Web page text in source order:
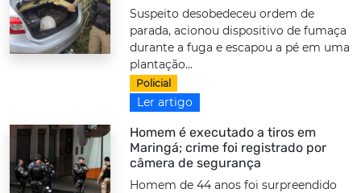
Suspeito desobedeceu ordem de
parada, acionou dispositivo de fumaça
durante a fuga e escapou a pé em uma
plantação...
Policial
Ler artigo
Homem é executado a tiros em
Maringá; crime foi registrado por
câmera de segurança
Homem de 44 anos foi surpreendido